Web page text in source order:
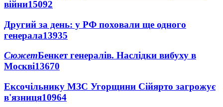
війни15092
Другий за день: у РФ поховали ще одного
генерала13935
СюжетБенкет генералів. Наслідки вибуху в
Москві13670
Ексочільнику МЗС Угорщини Сійярто загрожує
в'язниця10964